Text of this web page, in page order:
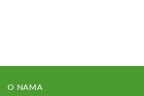
O NAMA